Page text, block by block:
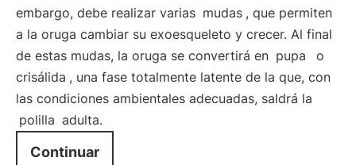
embargo, debe realizar varias mudas , que permiten
a la oruga cambiar su exoesqueleto y crecer. Al final
de estas mudas, la oruga se convertirá en pupa
o
crisálida , una fase totalmente latente de la que, con
las condiciones ambientales adecuadas, saldrá la
polilla adulta.
Continuar